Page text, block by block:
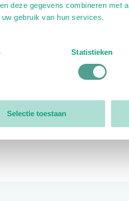
deze gegevens combineren met
gebruik van hun services.
Statistieken
Selectie toestaan